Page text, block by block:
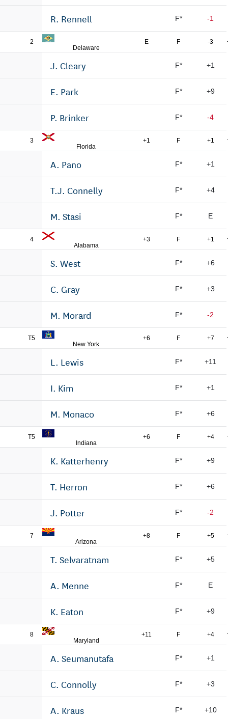
R. Rennell F* -1
2
Delaware
E F -3
J. Cleary F* +1
E. Park F* +9
P. Brinker F* -4
3
Florida
+1 F +1
A. Pano F* +1
T.J. Connelly F* +4
M. Stasi F* E
4
Alabama
+3 F +1
S. West F* +6
C. Gray F* +3
M. Morard F* -2
T5
New York
+6 F +7
L. Lewis F* +11
I. Kim F* +1
M. Monaco F* +6
T5
Indiana
+6 F +4
K. Katterhenry F* +9
T. Herron F* +6
J. Potter F* -2
7
Arizona
+8 F +5
T. Selvaratnam F* +5
A. Menne F* E
K. Eaton F* +9
8
Maryland
+11 F +4
A. Seumanutafa F* +1
C. Connolly F* +3
A. Kraus F* +10